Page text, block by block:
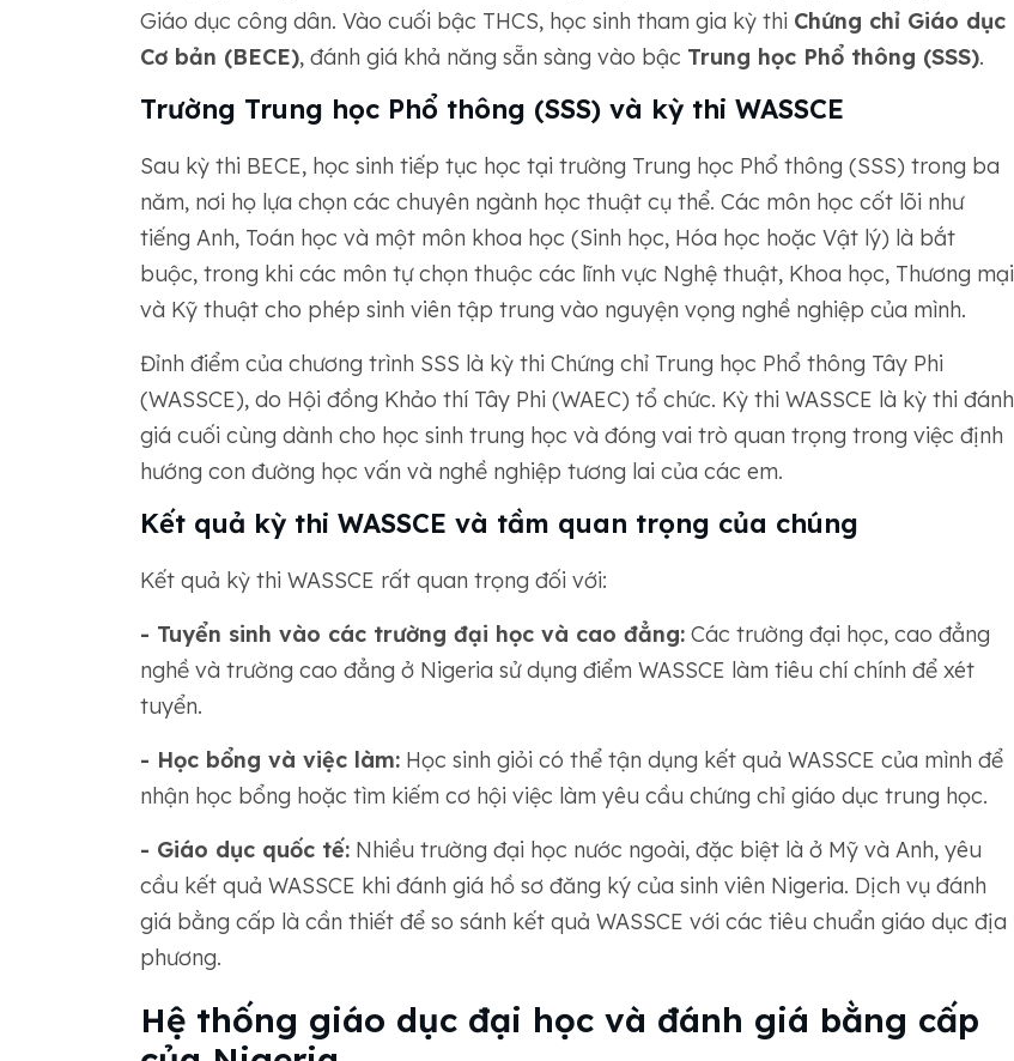
Giáo dục công dân. Vào cuối bậc THCS, học sinh tham gia kỳ thi Chứng chỉ Giáo dục
Cơ bản (BECE), đánh giá khả năng sẵn sàng vào bậc Trung học Phổ thông (SSS).
Trường Trung học Phổ thông (SSS) và kỳ thi WASSCE
Sau kỳ thi BECE, học sinh tiếp tục học tại trường Trung học Phổ thông (SSS) trong ba
năm, nơi họ lựa chọn các chuyên ngành học thuật cụ thể. Các môn học cốt lõi như
tiếng Anh, Toán học và một môn khoa học (Sinh học, Hóa học hoặc Vật lý) là bắt
buộc, trong khi các môn tự chọn thuộc các lĩnh vực Nghệ thuật, Khoa học, Thương mại
và Kỹ thuật cho phép sinh viên tập trung vào nguyện vọng nghề nghiệp của mình.
Đỉnh điểm của chương trình SSS là kỳ thi Chứng chỉ Trung học Phổ thông Tây Phi
(WASSCE), do Hội đồng Khảo thí Tây Phi (WAEC) tổ chức. Kỳ thi WASSCE là kỳ thi đánh
giá cuối cùng dành cho học sinh trung học và đóng vai trò quan trọng trong việc định
hướng con đường học vấn và nghề nghiệp tương lai của các em.
Kết quả kỳ thi WASSCE và tầm quan trọng của chúng
Kết quả kỳ thi WASSCE rất quan trọng đối với:
- Tuyển sinh vào các trường đại học và cao đẳng:Các trường đại học, cao đẳng
nghề và trường cao đẳng ở Nigeria sử dụng điểm WASSCE làm tiêu chí chính để xét
tuyển.
- Học bổng và việc làm:Học sinh giỏi có thể tận dụng kết quả WASSCE của mình để
nhận học bổng hoặc tìm kiếm cơ hội việc làm yêu cầu chứng chỉ giáo dục trung học.
- Giáo dục quốc tế:Nhiều trường đại học nước ngoài, đặc biệt là ở Mỹ và Anh, yêu
cầu kết quả WASSCE khi đánh giá hồ sơ đăng ký của sinh viên Nigeria. Dịch vụ đánh
giá bằng cấp là cần thiết để so sánh kết quả WASSCE với các tiêu chuẩn giáo dục địa
phương.
Hệ thống giáo dục đại học và đánh giá bằng cấp